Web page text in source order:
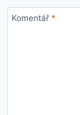
Komentář *